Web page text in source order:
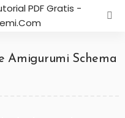
Amigurumi Schema